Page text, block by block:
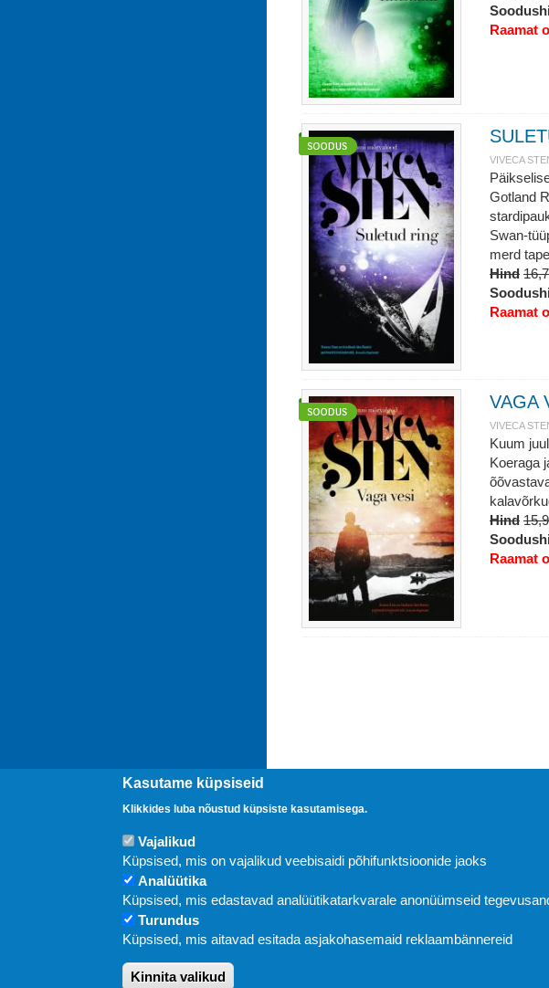
Raamat
VIVECA
Gotland
Swan-
merd
Hind
Raamat
VAGA
VIVECA
Kuum
Koeraga
Hind
Raamat
Kasutame küpsiseid
Klikkides luba nõustud küpsiste kasutamisega.
Vajalikud
Küpsised, mis on vajalikud veebisaidi põhifunktsioonide jaoks
Analüütika
Küpsised, mis edastavad analüütikatarkvarale anonüümseid
Turundus
Küpsised, mis aitavad esitada asjakohasemaid reklaambännereid
Kinnita valikud